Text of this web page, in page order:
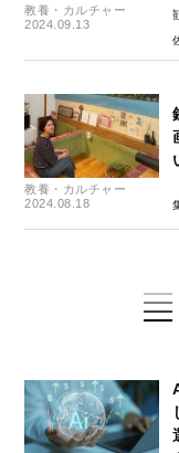
教養・カルチャー
2024.09.13
教養・カルチャー
2024.08.18